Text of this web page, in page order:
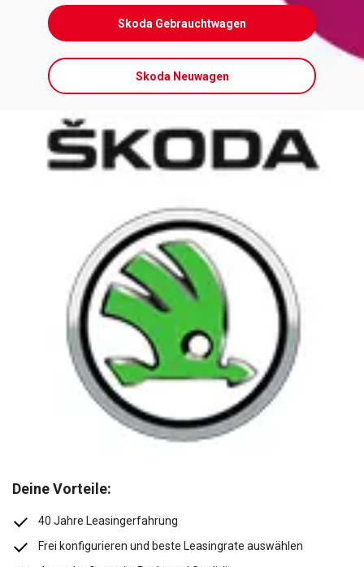
Skoda Gebrauchtwagen
Skoda Neuwagen
Deine Vorteile:
40 Jahre Leasingerfahrung
Frei konfigurieren und beste Leasingrate auswählen